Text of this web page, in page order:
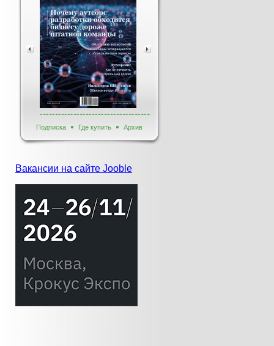
Подписка Где купить Архив
Вакансии на сайте Jooble